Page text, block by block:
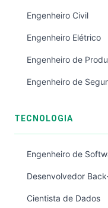
Engenheiro Civil
Engenheiro Elétrico
Engenheiro de
Engenheiro de
TECNOLOGIA
Engenheiro de
Desenvolvedor
Cientista de Dados